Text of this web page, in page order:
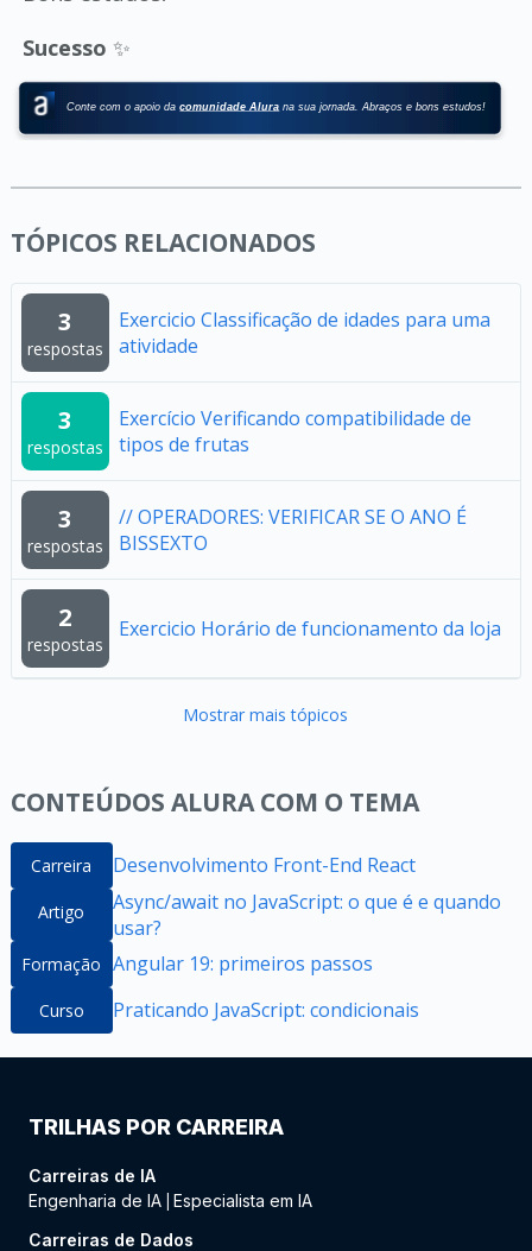
Sucesso ✨
TÓPICOS RELACIONADOS
3
respostas
Exercicio Classificação de idades para uma
atividade
3
respostas
Exercício Verificando compatibilidade de
tipos de frutas
3
respostas
// OPERADORES: VERIFICAR SE O ANO É
BISSEXTO
2
respostas
Exercicio Horário de funcionamento da loja
Mostrar mais tópicos
CONTEÚDOS ALURA COM O TEMA
Carreira Desenvolvimento Front-End React
Artigo
Async/await no JavaScript: o que é e quando
usar?
Formação Angular 19: primeiros passos
Curso Praticando JavaScript: condicionais
TRILHAS POR CARREIRA
Carreiras de IA
Engenharia de IA Especialista em IA
Carreiras de Dados